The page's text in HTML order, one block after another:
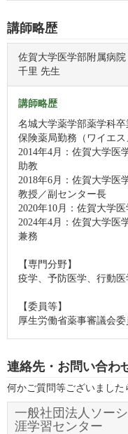
講師略歴
佐賀大学医学部附属病
千里 先生
講師略歴
名城大学薬学部薬学科卒
保険薬局勤務（ワイエス
2014年4月：佐賀大学医
助教
2018年6月：佐賀大学医
教授／副センター長
2020年10月：佐賀大学
2024年4月：佐賀大学医
兼務
【専門分野】
疫学、予防医学、行動
【委員等】
厚生労働省薬事審議会
連絡先・お問い合わ
何かご質問等ございました
一般社団法人ソー
涯学習センター